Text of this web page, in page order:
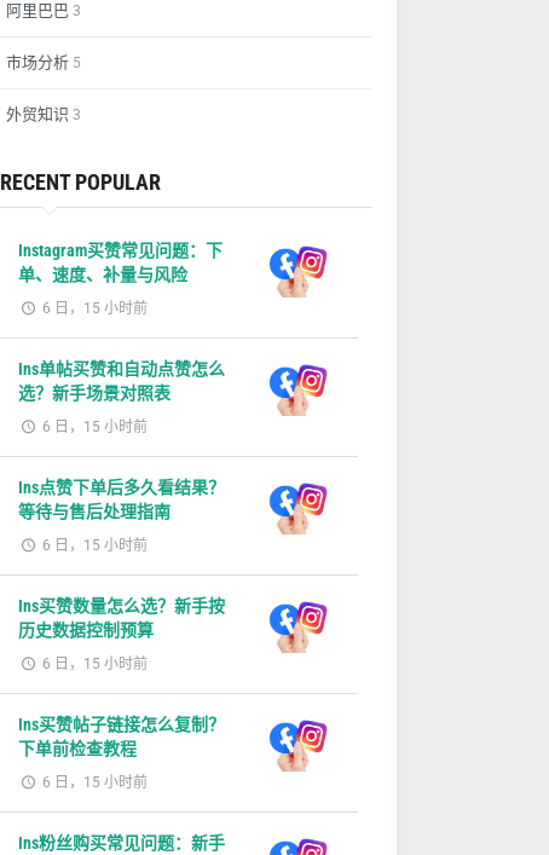
阿里巴巴 3
市场分析 5
外贸知识 3
RECENT POPULAR
Instagram买赞常见问题：下
单、速度、补量与风险
6 日，15 小时前
Ins单帖买赞和自动点赞怎么
选？新手场景对照表
6 日，15 小时前
Ins点赞下单后多久看结果？
等待与售后处理指南
6 日，15 小时前
Ins买赞数量怎么选？新手按
历史数据控制预算
6 日，15 小时前
Ins买赞帖子链接怎么复制？
下单前检查教程
6 日，15 小时前
Ins粉丝购买常见问题：新手